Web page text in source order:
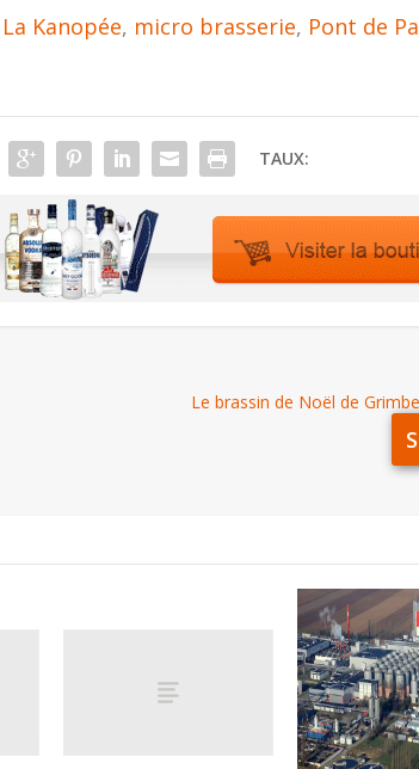
La Kanopée, micro brasserie, Pont de
TAUX:
Le brassin de Noël de